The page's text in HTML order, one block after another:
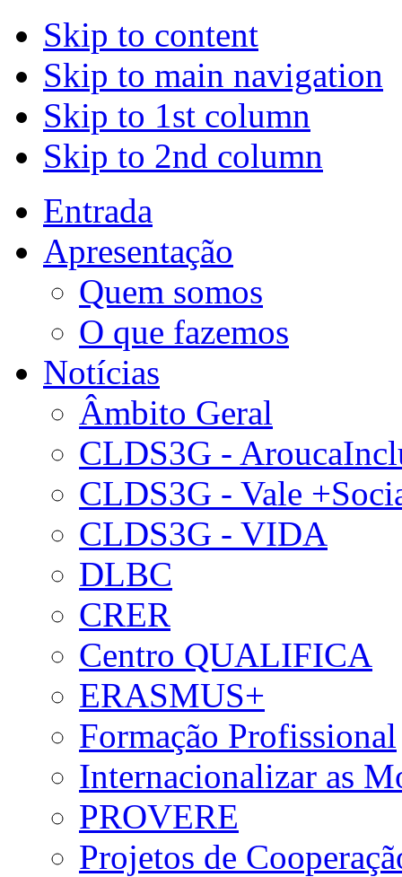
Skip to content
Skip to main navigation
Skip to 1st column
Skip to 2nd column
Entrada
Apresentação
Quem somos
O que fazemos
Notícias
Âmbito Geral
CLDS3G -
CLDS3G - Vale
CLDS3G - VIDA
DLBC
CRER
Centro QUALIFICA
ERASMUS+
Formação Profissional
Internacionalizar as
PROVERE
Projetos de